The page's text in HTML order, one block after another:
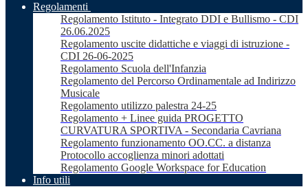
Regolamenti
Regolamento Istituto - Integrato DDI e Bullismo - CDI
26.06.2025
Regolamento uscite didattiche e viaggi di istruzione -
CDI 26-06-2025
Regolamento Scuola dell'Infanzia
Regolamento del Percorso Ordinamentale ad Indirizzo
Musicale
Regolamento utilizzo palestra 24-25
Regolamento + Linee guida PROGETTO
CURVATURA SPORTIVA - Secondaria Cavriana
Regolamento funzionamento OO.CC. a distanza
Protocollo accoglienza minori adottati
Regolamento Google Workspace for Education
Info utili